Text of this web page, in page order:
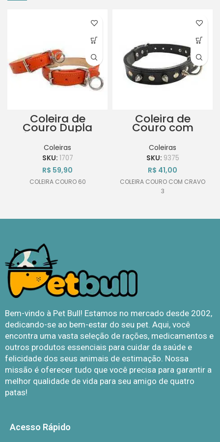
Coleira de
Couro Dupla
Rise nº 60 com
Distorcedor
69cmx3,1cm
Coleiras
SKU: 1707
R$ 59,90
COLEIRA COURO 60
Coleira de
Couro com
Coleiras
SKU: 9375
R$ 41,00
COLEIRA COURO COM CRAVO
3
Bem-vindo à Pet Bull! Estamos no mercado desde 2002,
dedicando-se ao bem-estar do seu pet. Aqui, você
encontra uma vasta seleção de rações, medicamentos e
outros produtos essenciais para cuidar da saúde e
felicidade dos seus animais de estimação. Nossa
missão é oferecer tudo que você precisa para garantir a
melhor qualidade de vida para seu amigo de quatro
patas!
Acesso Rápido